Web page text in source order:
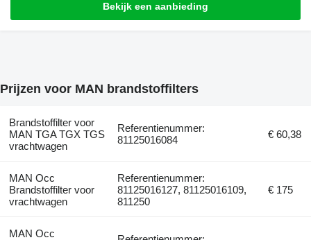
Bekijk een aanbieding
Prijzen voor MAN brandstoffilters
Brandstoffilter voor
MAN TGA TGX TGS
vrachtwagen
Referentienummer:
81125016084
€ 60,38
MAN Occ
Brandstoffilter voor
vrachtwagen
Referentienummer:
81125016127, 81125016109,
811250
€ 175
MAN Occ